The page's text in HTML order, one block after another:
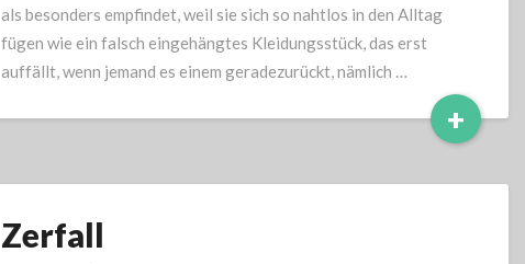
als besonders empfindet, weil sie sich so nahtlos in den Alltag
fügen wie ein falsch eingehängtes Kleidungsstück, das erst
auffällt, wenn jemand es einem geradezurückt, nämlich …
+Read
More
Zerfall
Zerfall